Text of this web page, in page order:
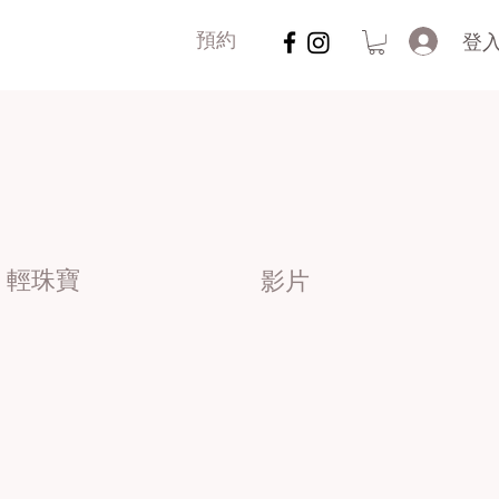
預約 登
輕珠寶 影片